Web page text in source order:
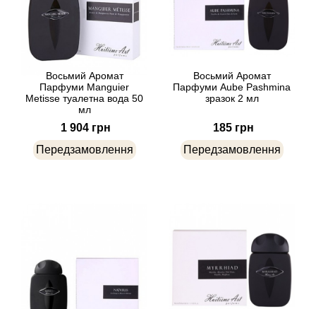
Восьмий Аромат
Парфуми Manguier
Metisse туалетна вода 50
мл
1 904 грн
Передзамовлення
Восьмий Аромат
Парфуми Aube Pashmina
зразок 2 мл
185 грн
Передзамовлення
Bamotte
Banana Republic
Baruti
Baviphat
Bentley